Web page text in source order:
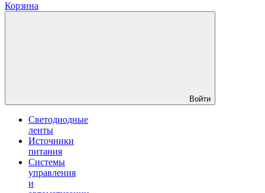
Корзина
Войти
Светодиодные
ленты
Источники
питания
Системы
управления
и